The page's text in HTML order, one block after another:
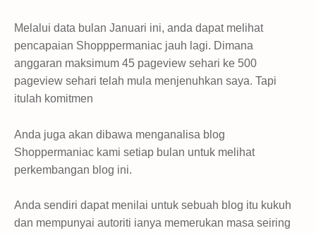
Melalui data bulan Januari ini, anda dapat melihat
pencapaian Shopppermaniac jauh lagi. Dimana
anggaran maksimum 45 pageview sehari ke 500
pageview sehari telah mula menjenuhkan saya. Tapi
itulah komitmen
Anda juga akan dibawa menganalisa blog
Shoppermaniac kami setiap bulan untuk melihat
perkembangan blog ini.
Anda sendiri dapat menilai untuk sebuah blog itu kukuh
dan mempunyai autoriti ianya memerukan masa seiring